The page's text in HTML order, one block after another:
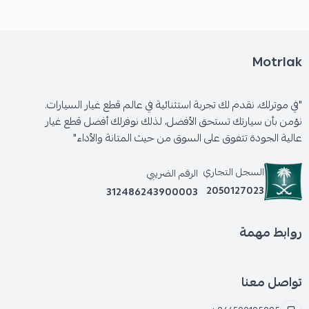
Motrlak
"في موترلك، نقدم لك تجربة استثنائية في عالم قطع غيار السيارات.
نؤمن بأن سيارتك تستحق الأفضل، لذلك نوفرلك أفضل قطع غيار
عالية الجودة تتفوق على السوق من حيث المتانة والأداء"
السجل التجاري
2050127023
الرقم الضريبي
312486243900003
روابط مهمة
تواصل معنا